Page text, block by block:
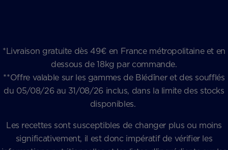
*Livraison gratuite dès 49€ en France métropolitaine et en
dessous de 18kg par commande.
**Offre valable sur les gammes de Blédîner et des soufflés
du 05/08/26 au 31/08/26 inclus, dans la limite des stocks
disponibles.
Les recettes sont susceptibles de changer plus ou moins
significativement, il est donc impératif de vérifier les